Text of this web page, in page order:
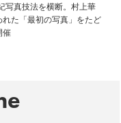
写真技法を横断。村上華
れた「最初の写真」をたど
催